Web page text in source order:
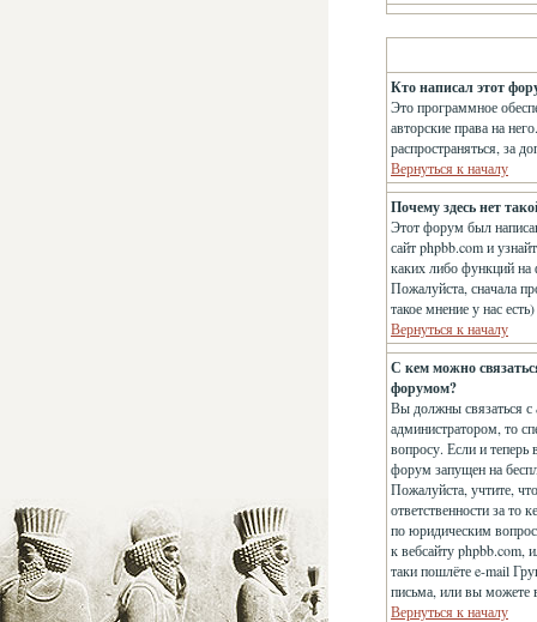
Кто написал этот
Это программное
авторские права на
распространяться, за
Вернуться к началу
Почему здесь нет
Этот форум был
сайт phpbb.com и
каких либо функций
Пожалуйста, сначала
такое мнение у нас
Вернуться к началу
С кем можно
форумом?
Вы должны связаться с
администратором, то
вопросу. Если и теперь
форум запущен на
Пожалуйста, учтите,
ответственности за
по юридическим
к вебсайту phpbb.com,
таки пошлёте e-mail
письма, или вы можете
Вернуться к началу